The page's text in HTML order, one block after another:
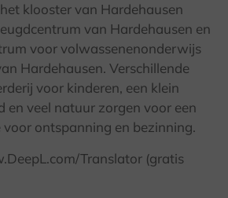
© Kulturland Kreis Höxter / F. Grawe
klooster van Hardehausen
van Hardehausen en
voor volwassenenonderwijs
Hardehausen. Verschillende
voor kinderen, een klein
en veel natuur zorgen voor een
voor ontspanning en bezinning.
Translator (gratis